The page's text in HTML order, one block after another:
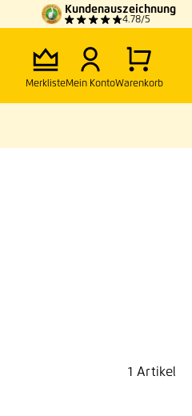
Kundenauszeichnung
4.78/5
MerklisteMein KontoWarenkorb
1 Artikel